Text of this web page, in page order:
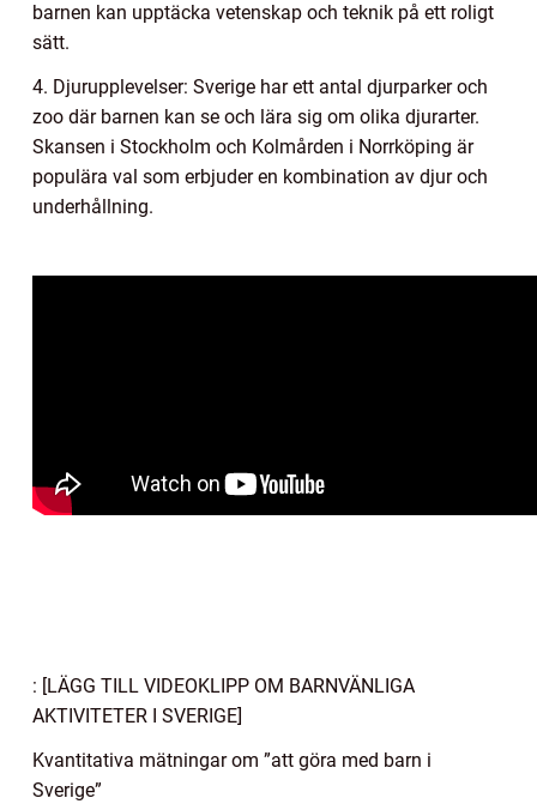
barnen kan upptäcka vetenskap och teknik på ett roligt
sätt.
4. Djurupplevelser: Sverige har ett antal djurparker och
zoo där barnen kan se och lära sig om olika djurarter.
Skansen i Stockholm och Kolmården i Norrköping är
populära val som erbjuder en kombination av djur och
underhållning.
: [LÄGG TILL VIDEOKLIPP OM BARNVÄNLIGA
AKTIVITETER I SVERIGE]
Kvantitativa mätningar om ”att göra med barn i
Sverige”